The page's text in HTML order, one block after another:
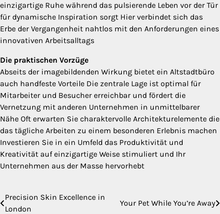
einzigartige Ruhe während das pulsierende Leben vor der Tür
für dynamische Inspiration sorgt Hier verbindet sich das
Erbe der Vergangenheit nahtlos mit den Anforderungen eines
innovativen Arbeitsalltags
Die praktischen Vorzüge
Abseits der imagebildenden Wirkung bietet ein Altstadtbüro
auch handfeste Vorteile Die zentrale Lage ist optimal für
Mitarbeiter und Besucher erreichbar und fördert die
Vernetzung mit anderen Unternehmen in unmittelbarer
Nähe Oft erwarten Sie charaktervolle Architekturelemente die
das tägliche Arbeiten zu einem besonderen Erlebnis machen
Investieren Sie in ein Umfeld das Produktivität und
Kreativität auf einzigartige Weise stimuliert und Ihr
Unternehmen aus der Masse hervorhebt
Post
Precision Skin Excellence in
London
Your Pet While You’re Away